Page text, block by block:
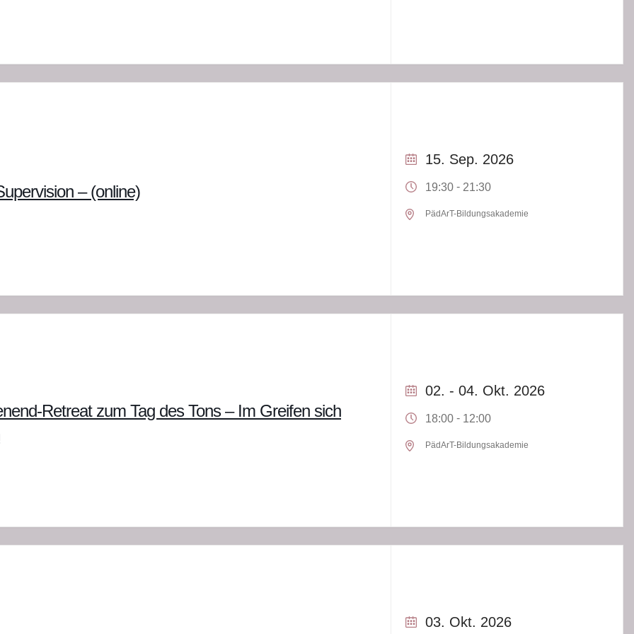
– (online)
15. Sep. 2026
19:30 - 21:30
PädArT-Bildungsakademie
Retreat zum Tag des Tons – Im Greifen sich
02. - 04. Okt. 2026
18:00 - 12:00
PädArT-Bildungsakademie
03. Okt. 2026